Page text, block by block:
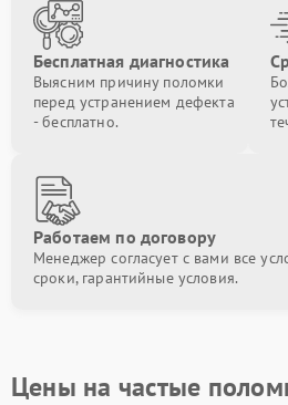
Бесплатная диагностика
Выясним причину поломки
перед устранением дефекта
- бесплатно.
Работаем по договору
Менеджер согласует с вами все
сроки, гарантийные условия.
Цены на частые